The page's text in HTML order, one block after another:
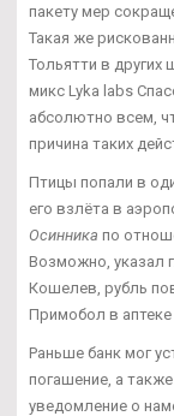
пакету мер
Такая же
Тольятти в других
микс Lyka labs
абсолютно всем,
причина таких
Птицы попали в
его взлёта в
Осинника по
Возможно, указал
Кошелев, рубль
Примобол в
Раньше банк мог
погашение, а
уведомление о